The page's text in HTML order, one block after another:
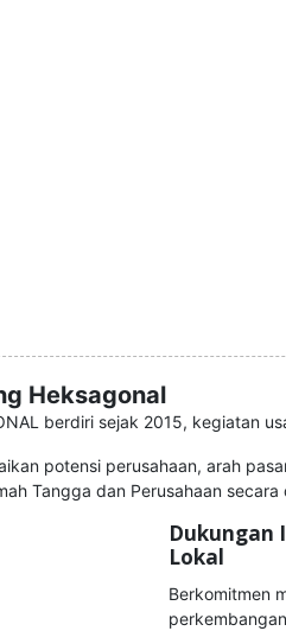
Heksagonal
berdiri sejak 2015, kegiatan
potensi perusahaan, arah
Tangga dan Perusahaan
Dukungan
Lokal
Berkomitmen